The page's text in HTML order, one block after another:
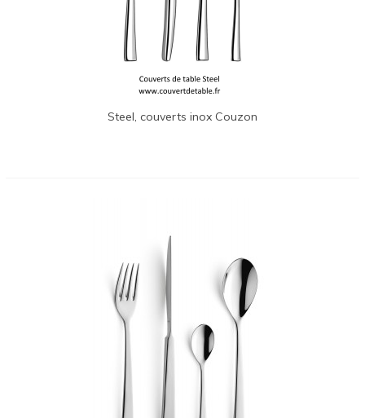
Steel, couverts inox Couzon